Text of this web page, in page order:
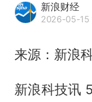
新浪财经
2026-05-15
来源：新浪
新浪科技讯